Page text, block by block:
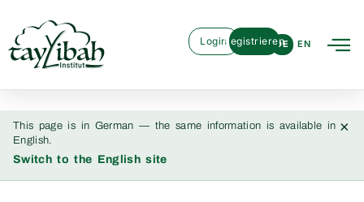
DE EN
LoginRegistrieren
This page is in German — the same information is available in
English.
Switch to the English site
×